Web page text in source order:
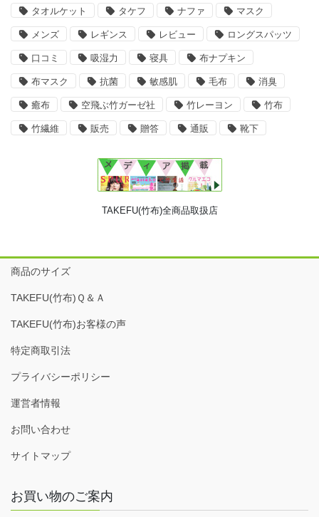
タオルケット タケフ ナファ マスク
メンズ レギンス レビュー ロングスパッツ
口コミ 吸湿力 寝具 布ナプキン
布マスク 抗菌 敏感肌 毛布 消臭
癒布 空飛ぶ竹ガーゼ社 竹レーヨン 竹布
竹繊維 販売 贈答 通販 靴下
TAKEFU(竹布)全商品取扱店
商品のサイズ
TAKEFU(竹布)Ｑ＆Ａ
TAKEFU(竹布)お客様の声
特定商取引法
プライバシーポリシー
運営者情報
お問い合わせ
サイトマップ
お買い物のご案内